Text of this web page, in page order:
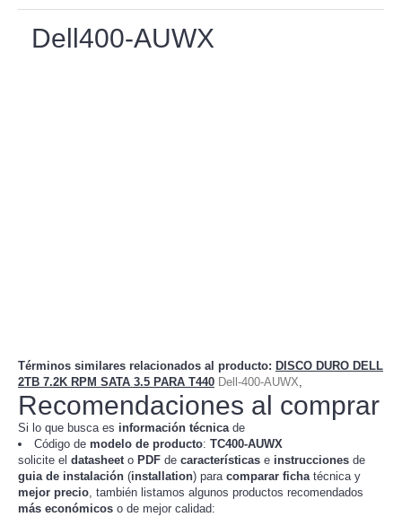
Dell400-AUWX
Términos similares relacionados al producto: DISCO DURO DELL
2TB 7.2K RPM SATA 3.5 PARA T440 Dell-400-AUWX,
Recomendaciones al comprar
Si lo que busca es información técnicade
Código de modelo de producto: TC400-AUWX
solicite el datasheeto PDF de características e instrucciones de
guia de instalación (installation) para comparar fichatécnica y
mejor precio, también listamos algunos productos recomendados
más económicos o de mejor calidad: